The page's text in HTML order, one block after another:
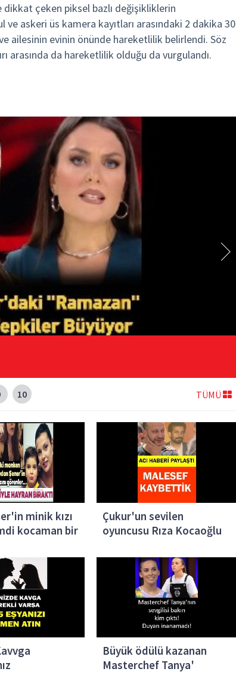
çeken piksel bazlı değişikliklerin
askeri üs kamera kayıtları arasındaki 2 dakika 30
ailesinin evinin önünde hareketlilik belirlendi. Söz
arasında da hareketlilik olduğu da vurgulandı.
10 TÜMÜ
minik kızı
kocaman bir
Çukur'un sevilen
oyuncusu Rıza Kocaoğlu
Büyük ödülü kazanan
Masterchef Tanya'